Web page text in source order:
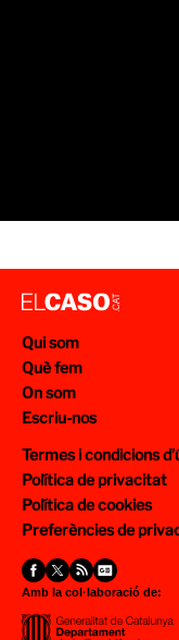
Qui som
Què fem
On som
Escriu-nos
Termes i condicions
Política de privacitat
Política de cookies
Preferències de
Amb la col·laboració de: